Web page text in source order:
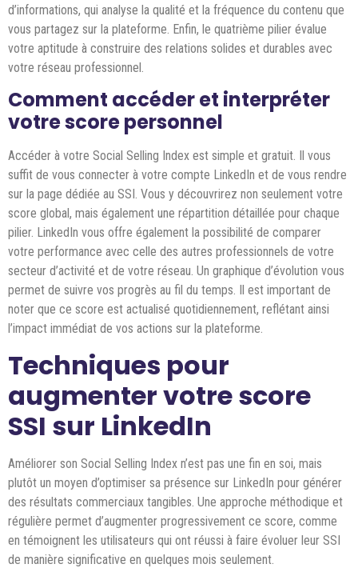
d’informations, qui analyse la qualité et la fréquence du contenu que
vous partagez sur la plateforme. Enfin, le quatrième pilier évalue
votre aptitude à construire des relations solides et durables avec
votre réseau professionnel.
Comment accéder et interpréter
votre score personnel
Accéder à votre Social Selling Index est simple et gratuit. Il vous
suffit de vous connecter à votre compte LinkedIn et de vous rendre
sur la page dédiée au SSI. Vous y découvrirez non seulement votre
score global, mais également une répartition détaillée pour chaque
pilier. LinkedIn vous offre également la possibilité de comparer
votre performance avec celle des autres professionnels de votre
secteur d’activité et de votre réseau. Un graphique d’évolution vous
permet de suivre vos progrès au fil du temps. Il est important de
noter que ce score est actualisé quotidiennement, reflétant ainsi
l’impact immédiat de vos actions sur la plateforme.
Techniques pour
augmenter votre score
SSI sur LinkedIn
Améliorer son Social Selling Index n’est pas une fin en soi, mais
plutôt un moyen d’optimiser sa présence sur LinkedIn pour générer
des résultats commerciaux tangibles. Une approche méthodique et
régulière permet d’augmenter progressivement ce score, comme
en témoignent les utilisateurs qui ont réussi à faire évoluer leur SSI
de manière significative en quelques mois seulement.